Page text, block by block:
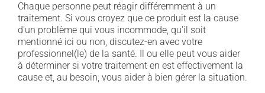
Chaque personne peut réagir différemment à un
traitement. Si vous croyez que ce produit est la cause
d'un problème qui vous incommode, qu'il soit
mentionné ici ou non, discutez-en avec votre
professionnel(le) de la santé. Il ou elle peut vous aider
à déterminer si votre traitement en est effectivement la
cause et, au besoin, vous aider à bien gérer la situation.